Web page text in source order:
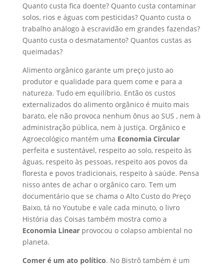
Quanto custa fica doente? Quanto custa contaminar
solos, rios e águas com pesticidas? Quanto custa o
trabalho análogo à escravidão em grandes fazendas?
Quanto custa o desmatamento? Quantos custas as
queimadas?
Alimento orgânico garante um preço justo ao
produtor e qualidade para quem come e para a
natureza. Tudo em equilíbrio. Então os custos
externalizados do alimento orgânico é muito mais
barato, ele não provoca nenhum ônus ao SUS , nem à
administração pública, nem à justiça. Orgânico e
Agroecológico mantém uma Economia Circular
perfeita e sustentável, respeito ao solo, respeito às
águas, respeito às pessoas, respeito aos povos da
floresta e povos tradicionais, respeito à saúde. Pensa
nisso antes de achar o orgânico caro. Tem um
documentário que se chama o Alto Custo do Preço
Baixo, tá no Youtube e vale cada minuto, o livro
História das Coisas também mostra como a
Economia Linearprovocou o colapso ambiental no
planeta.
Comer é um ato político. No Bistrô também é um